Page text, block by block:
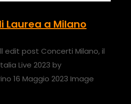
Laurea a Milano
edit post Concerti Milano, il
Live 2023 by
16 Maggio 2023 Image